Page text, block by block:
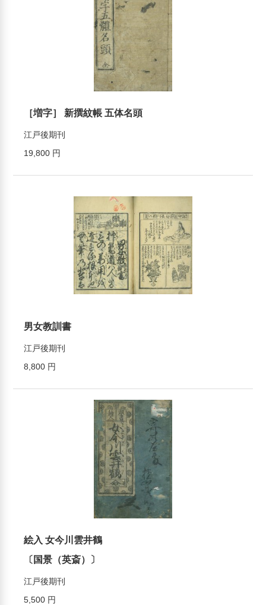
［増字］ 新撰紋帳 五体名頭
江戸後期刊
19,800 円
男女教訓書
江戸後期刊
8,800 円
絵入 女今川雲井鶴
〔国景（英斎）〕
江戸後期刊
5,500 円